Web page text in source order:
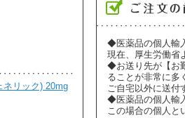
◆医薬品の個人輸
現在、厚生労働省
◆お送り先が【お
ることが非常に多
ご自宅以外に送付
◆医薬品の個人輸
この場合の個人と
ネリック) 20mg
¥2,980
ジネット35(GINETTE-
¥2,370